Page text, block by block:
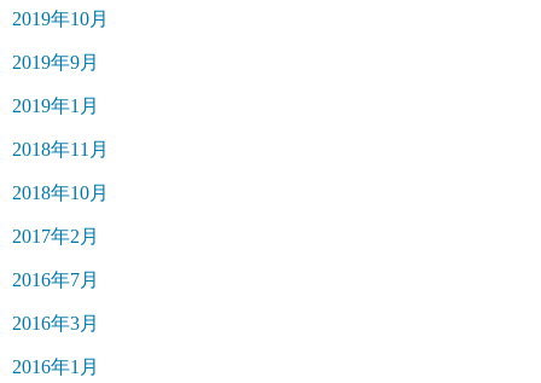
2019年10月
2019年9月
2019年1月
2018年11月
2018年10月
2017年2月
2016年7月
2016年3月
2016年1月